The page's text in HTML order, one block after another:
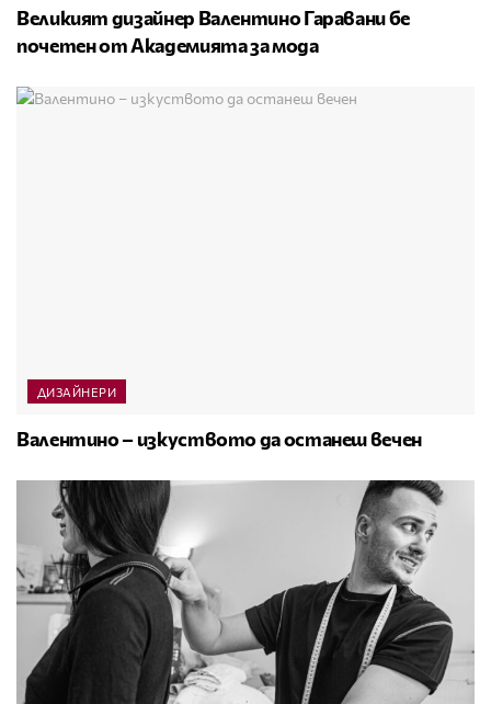
Великият дизайнер Валентино Гаравани бе
почетен от Академията за мода
ДИЗАЙНЕРИ
Валентино – изкуството да останеш вечен